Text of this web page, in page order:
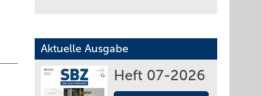
Aktuelle Ausgabe
Heft 07-2026